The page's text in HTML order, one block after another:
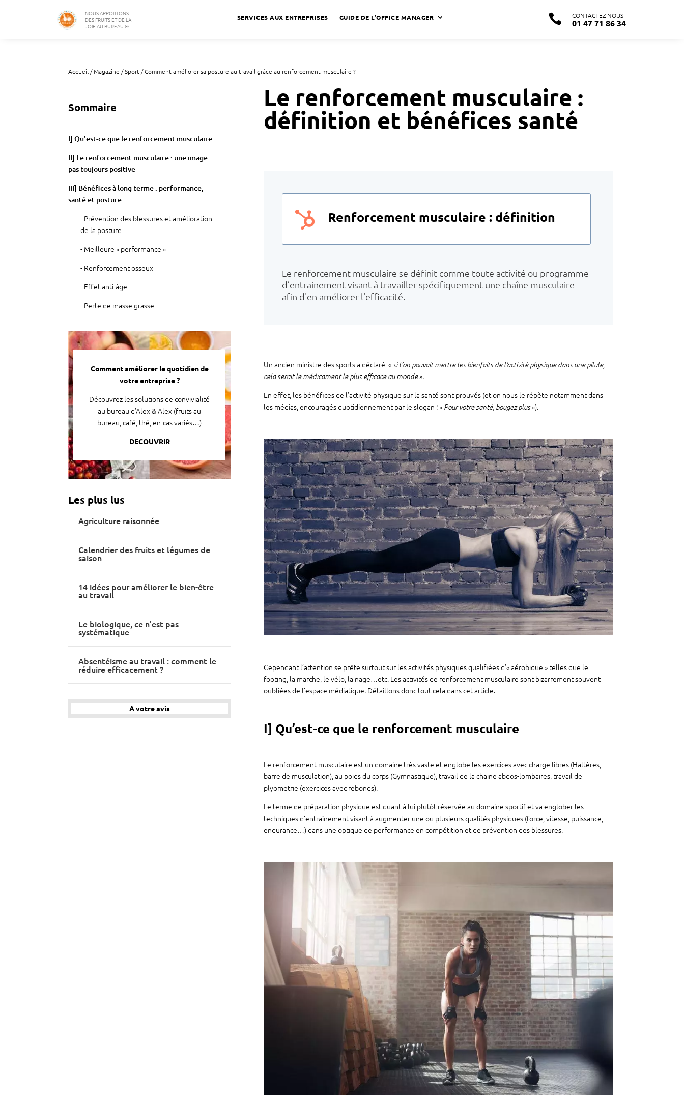
NOUS APPORTONS
DES FRUITS ET DE LA
JOIE AU BUREAU ®
SERVICES AUX ENTREPRISES GUIDE DE L’OFFICE MANAGER  CONTACTEZ-NOUS
01 47 71 86 34
Accueil /Magazine /Sport /Comment améliorer sa posture au travail grâce au renforcement musculaire ?
Sommaire
I] Qu'est-ce que le renforcement musculaire
II] Le renforcement musculaire : une image
pas toujours positive
III] Bénéfices à long terme : performance,
santé et posture
Prévention des blessures et amélioration
de la posture
Meilleure « performance »
Renforcement osseux
Effet anti-âge
Perte de masse grasse
Comment améliorer le quotidien de
votre entreprise ?
Découvrez les solutions de convivialité
au bureau d’Alex & Alex (fruits au
bureau, café, thé, en-cas variés…)
DECOUVRIR
Les plus lus
Agriculture raisonnée
Calendrier des fruits et légumes de
saison
14 idées pour améliorer le bien-être
au travail
Le biologique, ce n’est pas
systématique
Absentéisme au travail : comment le
réduire efficacement ?
A votre avis
Le renforcement musculaire :
définition et bénéfices santé
Renforcement musculaire : définition
Le renforcement musculaire se définit comme toute activité ou programme
d’entrainement visant à travailler spécifiquement une chaîne musculaire
afin d'en améliorer l'efficacité.
Un ancien ministre des sports a déclaré « si l’on pouvait mettre les bienfaits de l’activité physique dans une pilule,
cela serait le médicament le plus efficace au monde».
En effet, les bénéfices de l’activité physique sur la santé sont prouvés (et on nous le répète notamment dans
les médias, encouragés quotidiennement par le slogan : « Pour votre santé, bougez plus»).
Cependant l’attention se prête surtout sur les activités physiques qualifiées d’« aérobique » telles que le
footing, la marche, le vélo, la nage…etc. Les activités de renforcement musculaire sont bizarrement souvent
oubliées de l’espace médiatique. Détaillons donc tout cela dans cet article.
I] Qu’est-ce que le renforcement musculaire
Le renforcement musculaire est un domaine très vaste et englobe les exercices avec charge libres (Haltères,
barre de musculation), au poids du corps (Gymnastique), travail de la chaine abdos-lombaires, travail de
plyometrie (exercices avec rebonds).
Le terme de préparation physique est quant à lui plutôt réservée au domaine sportif et va englober les
techniques d’entraînement visant à augmenter une ou plusieurs qualités physiques (force, vitesse, puissance,
endurance…) dans une optique de performance en compétition et de prévention des blessures.